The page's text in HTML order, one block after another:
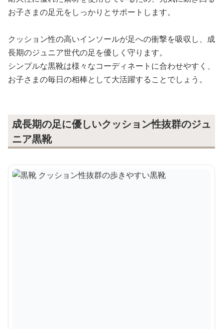
お子さまの足元をしっかりとサポートします。
クッション性の高いインソールが足への衝撃を吸収し、成
長期のジュニア世代の足を優しく守ります。
シンプルな黒靴は様々なコーディネートに合わせやすく、
お子さまの毎日の相棒として大活躍することでしょう。
成長期の足に優しいクッション性抜群のジュ
ニア黒靴